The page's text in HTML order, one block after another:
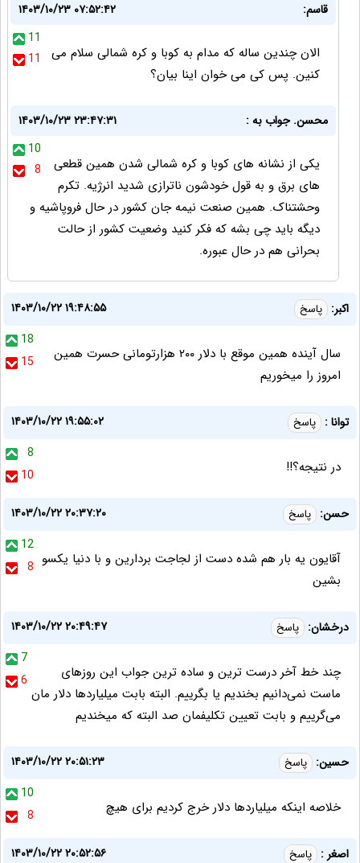
قاسم:
۱۴۰۳/۱۰/۲۳ ۰۷:۵۲:۴۲
11
11
الان چندین ساله که مدام به کوبا و کره شمالی سلام می
کنین. پس کی می خوان اینا بیان؟
محسن. جواب به :
۱۴۰۳/۱۰/۲۳ ۲۳:۴۷:۳۱
10
8
یکی از نشانه های کوبا و کره شمالی شدن همین قطعی
های برق و به قول خودشون ناترازی شدید انرژیه. تکرم
وحشتناک. همین صنعت نیمه جان کشور در حال فروپاشیه و
دیگه باید چی بشه که فکر کنید وضعیت کشور از حالت
بحرانی هم در حال عبوره.
اکبر: پاسخ
۱۴۰۳/۱۰/۲۲ ۱۹:۴۸:۵۵
18
15
سال آینده همین موقع با دلار ۲۰۰ هزارتومانی حسرت همین
امروز را میخوریم
توانا : پاسخ
۱۴۰۳/۱۰/۲۲ ۱۹:۵۵:۰۲
8
10
در نتیجه؟!!
حسن: پاسخ
۱۴۰۳/۱۰/۲۲ ۲۰:۳۷:۲۰
12
8 آقایون یه بار هم شده دست از لجاجت بردارین و با دنیا یکسو
بشین
درخشان: پاسخ
۱۴۰۳/۱۰/۲۲ ۲۰:۴۹:۴۷
7
6
چند خط آخر درست ترین و ساده ترین جواب این روزهای
ماست نمی‌دانیم بخندیم یا بگرییم. البته بابت میلیاردها دلار مان
می‌گرییم و بابت تعیین تکلیفمان صد البته که میخندیم
حسین: پاسخ
۱۴۰۳/۱۰/۲۲ ۲۰:۵۱:۲۳
10
8
خلاصه اینکه میلیاردها دلار خرج کردیم برای هیچ
اصغر : پاسخ
۱۴۰۳/۱۰/۲۲ ۲۰:۵۲:۵۶